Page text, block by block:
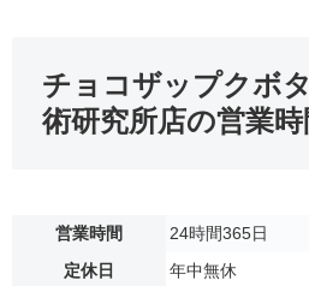
チョコザップクボ
術研究所店の営業時
営業時間
24時間365日
定休日
年中無休